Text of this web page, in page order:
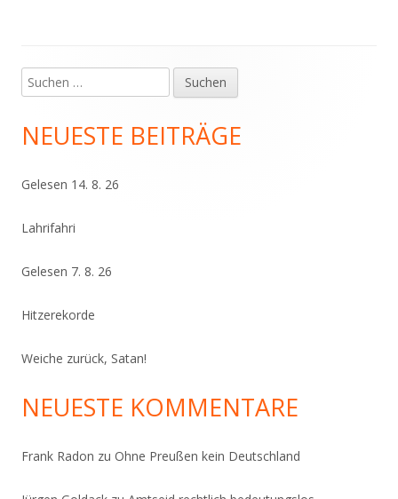
Haupt-
Seitenleiste
Suchen
nach:
NEUESTE BEITRÄGE
Gelesen 14. 8. 26
Lahrifahri
Gelesen 7. 8. 26
Hitzerekorde
Weiche zurück, Satan!
NEUESTE KOMMENTARE
Frank Radon zu Ohne Preußen kein Deutschland